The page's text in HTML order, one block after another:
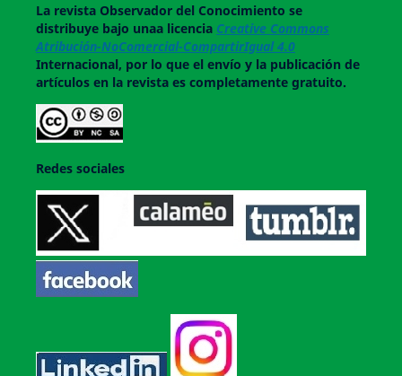
La revistaObservador del Conocimiento se
distribuye bajo unaa licencia Creative Commons
Atribución-NoComercial-CompartirIgual 4.0
Internacional, por lo que el envío y la publicación de
artículos en la revista es completamente gratuito.
Redes sociales